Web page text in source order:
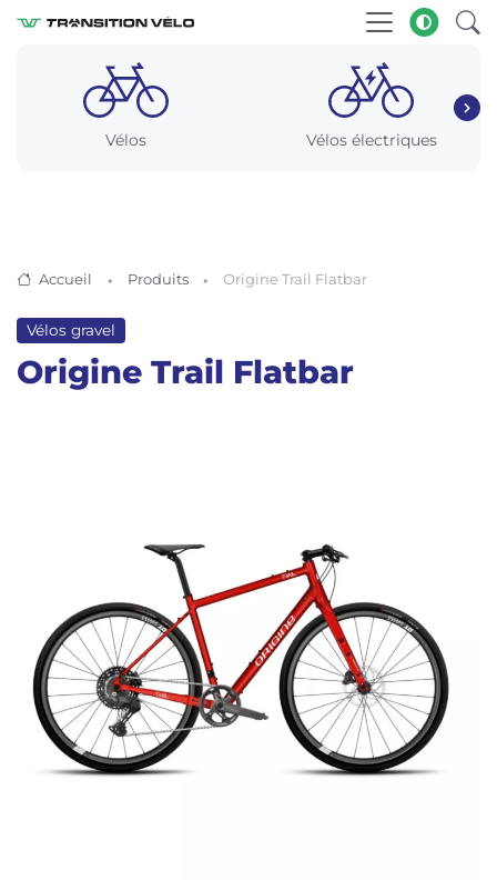
Vélos Vélos électriques
Accueil Produits Origine Trail Flatbar
Vélos gravel
Origine Trail Flatbar